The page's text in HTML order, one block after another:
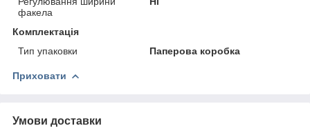
факела
Комплектація
Тип упаковки
Паперова коробка
Приховати
Умови доставки